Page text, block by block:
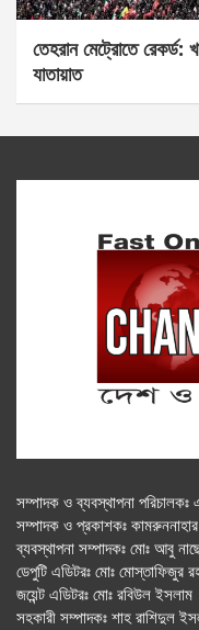
তেহরান মেট্রোতে রেকর্ড:
যাতায়াত
সম্পাদক ও ব্যবস্থাপনা
সম্পাদক ও প্রকাশকঃ কামরুননাহার
ব্যবস্থাপনা সম্পাদকঃ মোঃ আবু
ডেপুটি এডিটরঃ মোঃ মোস্তাফিজুর
জয়েন্ট এডিটরঃ মোঃ রবিউল ইসলাম
সহকারী সম্পাদকঃ শাহ রাশিদুল